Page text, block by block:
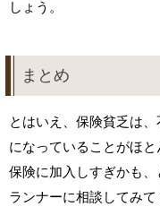
しょう。
まとめ
とはいえ、保険貧乏は
になっていることがほと
保険に加入しすぎかも
ランナーに相談してみて